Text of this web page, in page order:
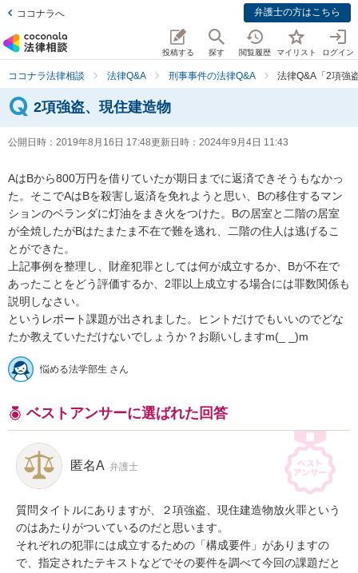
ココナラへ 弁護士の方はこちら
投稿する 探す 閲覧履歴 マイリスト ログイン
ココナラ法律相談 法律Q&A 刑事事件の法律Q&A 法律Q&A「2項強
2項強盗、現住建造物
公開日時： 2019年8月16日 17:48更新日時： 2024年9月4日 11:43
AはBから800万円を借りていたが期日までに返済できそうもなかっ
た。そこでAはBを殺害し返済を免れようと思い、Bの移住するマン
ションのベランダに灯油をまき火をつけた。Bの居室と二階の居室
が全焼したがBはたまたま不在で難を逃れ、二階の住人は逃げるこ
とができた。
上記事例を整理し、財産犯罪としては何が成立するか、Bが不在で
あったことをどう評価するか、2罪以上成立する場合には罪数関係も
説明しなさい。
というレポート課題が出されました。ヒントだけでもいいのでどな
たか教えていただけないでしょうか？お願いしますm(_ _)m
悩める法学部生 さん
ベストアンサーに選ばれた回答
匿名A 弁護士
質問タイトルにありますが、２項強盗、現住建造物放火罪という
のはあたりがついているのだと思います。
それぞれの犯罪には成立するための「構成要件」がありますの
で、指定されたテキストなどでその要件を調べて今回の課題だと